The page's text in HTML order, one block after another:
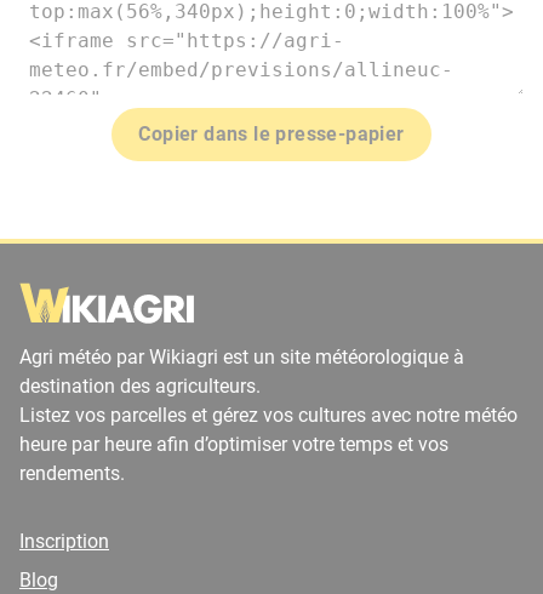
Copier dans le presse-papier
Agri météo par Wikiagri est un site météorologique à
destination des agriculteurs.
Listez vos parcelles et gérez vos cultures avec notre météo
heure par heure afin d’optimiser votre temps et vos
rendements.
Inscription
Blog